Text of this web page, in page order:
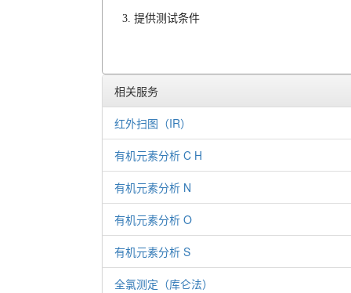
3. 提供测试条件
相关服务
红外扫图（IR）
有机元素分析 C H
有机元素分析 N
有机元素分析 O
有机元素分析 S
全氯测定（库仑法）